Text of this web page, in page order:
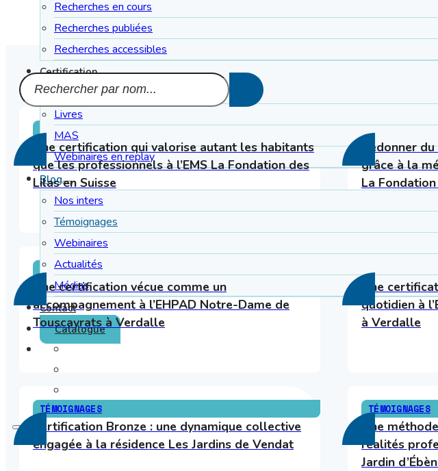
Recherches en cours
Recherches publiées
Recherches accessibles
Certification
Matériels & Livres
Livres
MAS
Webinaires en replay
Blog
Nos inters
Témoignages
Webinaires
Actualités
Médias
Contact
Catalogue
TÉMOIGNAGES
Une certification qui valorise autant les habitants
que les professionnels à l’EMS La Fondation des
Lilas en Suisse
TÉMOIGNAGES
Redonner
grâce à la
La
TÉMOIGNAGES
Une certification vécue comme un
accompagnement à l’EHPAD Notre-Dame de
Touscayrats à Verdalle
Une
quotidien à
à Verdalle
TÉMOIGNAGES
Certification Bronze : une dynamique collective
engagée à la résidence Les Jardins de Vendat
TÉMOIGNAGES
Une
réalités
Jardin